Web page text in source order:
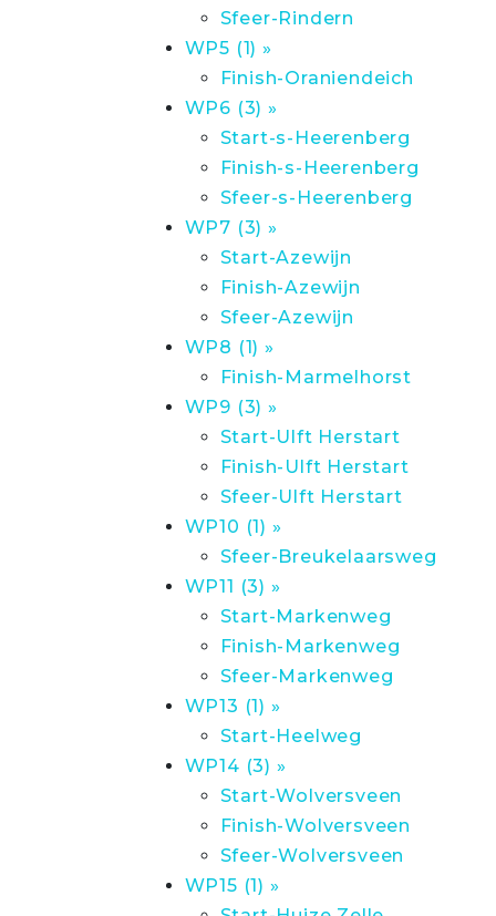
Sfeer-Rindern
WP5 (1) »
Finish-Oraniendeich
WP6 (3) »
Start-s-Heerenberg
Finish-s-Heerenberg
Sfeer-s-Heerenberg
WP7 (3) »
Start-Azewijn
Finish-Azewijn
Sfeer-Azewijn
WP8 (1) »
Finish-Marmelhorst
WP9 (3) »
Start-Ulft Herstart
Finish-Ulft Herstart
Sfeer-Ulft Herstart
WP10 (1) »
Sfeer-Breukelaarsweg
WP11 (3) »
Start-Markenweg
Finish-Markenweg
Sfeer-Markenweg
WP13 (1) »
Start-Heelweg
WP14 (3) »
Start-Wolversveen
Finish-Wolversveen
Sfeer-Wolversveen
WP15 (1) »